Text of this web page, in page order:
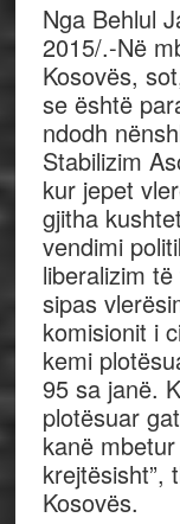
Nga Behlul
2015/.-Në
Kosovës,
se është
ndodh
Stabilizim
kur jepet
gjitha
vendimi
liberalizim
sipas
komisionit i
kemi
95 sa janë.
plotësuar
kanë
krejtësisht”,
Kosovës.